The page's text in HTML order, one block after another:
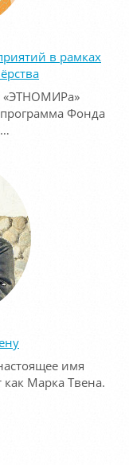
в рамках
«ЭТНОМИРа»
Фонда
имя
как Марка Твена.